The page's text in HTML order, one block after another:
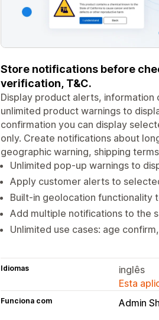
Store notifications before
verification, T&C.
Display product alerts,
unlimited product warnings to
confirmation you can display
only. Create notifications about
geographic warning, shipping
Unlimited pop-up warnings to
Apply customer alerts to
Built-in geolocation functionality
Add multiple notifications to the
Unlimited use cases: age
Idiomas
inglês
Esta
Funciona com Admin